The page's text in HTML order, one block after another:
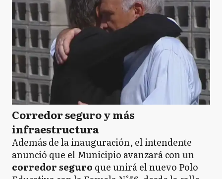
Corredor seguro y más
infraestructura
Además de la inauguración, el intendente
anunció que el Municipio avanzará con un
corredor seguro que unirá el nuevo Polo